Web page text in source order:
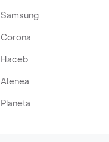
Samsung
Corona
Haceb
Atenea
Planeta